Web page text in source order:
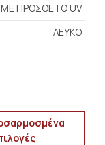
ΜΕ ΠΡΟΣΘΕΤΟ UV
ΛΕΥΚΟ